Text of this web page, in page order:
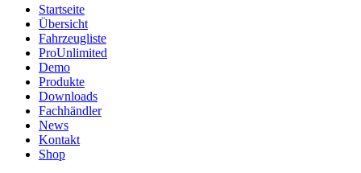
Startseite
Übersicht
Fahrzeugliste
ProUnlimited
Demo
Produkte
Downloads
Fachhändler
News
Kontakt
Shop